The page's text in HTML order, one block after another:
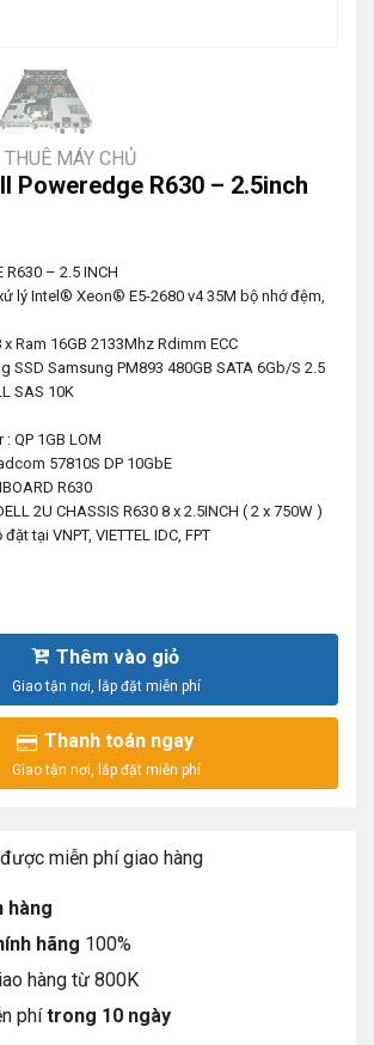
THUÊ MÁY CHỦ
Poweredge R630 – 2.5inch
R630 – 2.5 INCH
lý Intel® Xeon® E5-2680 v4 35M bộ nhớ đệm,
Ram 16GB 2133Mhz Rdimm ECC
SSD Samsung PM893 480GB SATA 6Gb/S 2.5
SAS 10K
QP 1GB LOM
57810S DP 10GbE
R630
2U CHASSIS R630 8 x 2.5INCH ( 2 x 750W )
tại VNPT, VIETTEL IDC, FPT
R630 - 2.5inch số lượng
Thêm vào giỏ
Thanh toán ngay
miễn phí giao hàng
hàng
hãng 100%
hàng từ 800K
phítrong 10 ngày